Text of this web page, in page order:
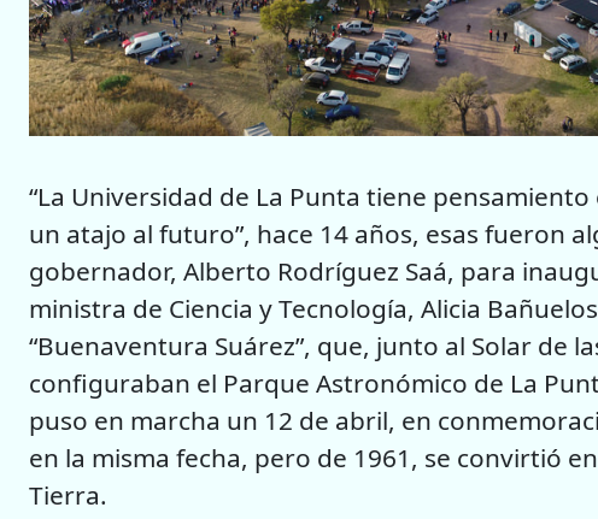
“La Universidad de La Punta tiene
un atajo al futuro”, hace 14 años, esas fueron
gobernador, Alberto Rodríguez Saá, para
ministra de Ciencia y Tecnología, Alicia
“Buenaventura Suárez”, que, junto al Solar de
configuraban el Parque Astronómico de La
puso en marcha un 12 de abril, en
en la misma fecha, pero de 1961, se convirtió
Tierra.